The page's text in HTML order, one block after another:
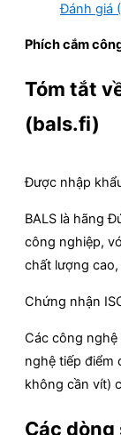
Đánh giá
Phích cắm
Tóm tắt
(bals.fi)
Được nhập
BALS là hãng
công nghiệp,
chất lượng
Chứng nhận
Các công
nghệ tiếp điểm
không cần vít)
Các dòng